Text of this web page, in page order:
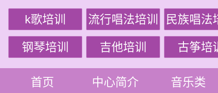
k歌培训 流行唱法培训 民族唱法
钢琴培训 吉他培训 古筝培
首页 中心简介 音乐类